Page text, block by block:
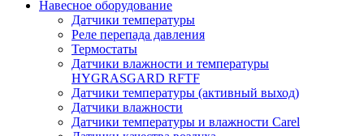
Навесное оборудование
Датчики температуры
Реле перепада давления
Термостаты
Датчики влажности и температуры
HYGRASGARD RFTF
Датчики температуры (активный выход)
Датчики влажности
Датчики температуры и влажности Carel